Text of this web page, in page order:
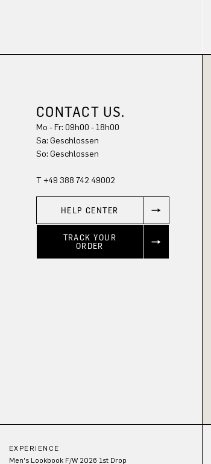
CONTACT US.
Mo - Fr: 09h00 - 18h00
Sa: Geschlossen
So: Geschlossen
T +49 388 742 49002
HELP CENTER
TRACK YOUR
ORDER
EXPERIENCE
Men's Lookbook F/W 2026 1st Drop